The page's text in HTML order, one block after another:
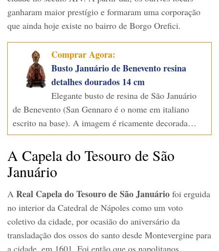
ganharam maior prestígio e formaram uma corporação
que ainda hoje existe no bairro de Borgo Orefici.
Comprar Agora:
Busto Januário de Benevento resina
detalhes dourados 14 cm
Elegante busto de resina de São Januário
de Benevento (San Gennaro é o nome em italiano
escrito na base). A imagem é ricamente decorada…
A Capela do Tesouro de São
Januário
A Real Capela do Tesouro de São Januário foi erguida
no interior da Catedral de Nápoles como um voto
coletivo da cidade, por ocasião do aniversário da
transladação dos ossos do santo desde Montevergine para
a cidade, em 1601. Foi então que os napolitanos